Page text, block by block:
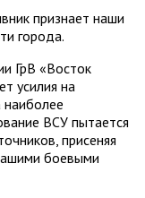
признает наши
города.
ГрВ «Восток
усилия на
ВСУ пытается
присеняя
боевыми